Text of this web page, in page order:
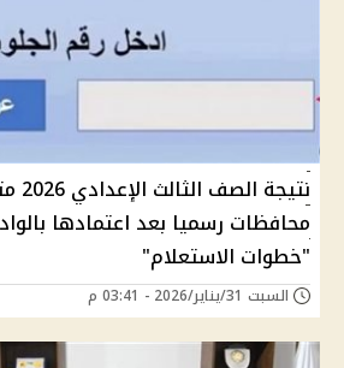
محافظات رسميا بعد اعتمادها
"خطوات الاستعلام"
السبت 31/يناير/2026 - 03:41 م